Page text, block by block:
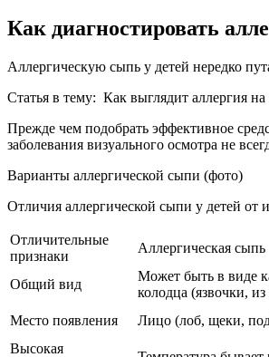
Как диагностировать
Аллергическую сыпь у детей нередко
Статья в тему: Как выглядит аллергия
Прежде чем подобрать эффективное
заболевания визуального осмотра не
Варианты аллергической сыпи (фото)
Отличия аллергической сыпи у детей от
Отличительные
признаки
Аллергическая сыпь
Общий вид
Может быть в виде
колодца (язвочки,
Место появления
Лицо (лоб, щеки,
Высокая